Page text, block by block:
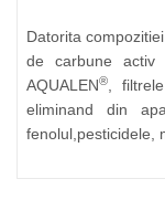
Datorita
de carbune
AQUALEN® ,
eliminand din
fenolul,pesticidele,